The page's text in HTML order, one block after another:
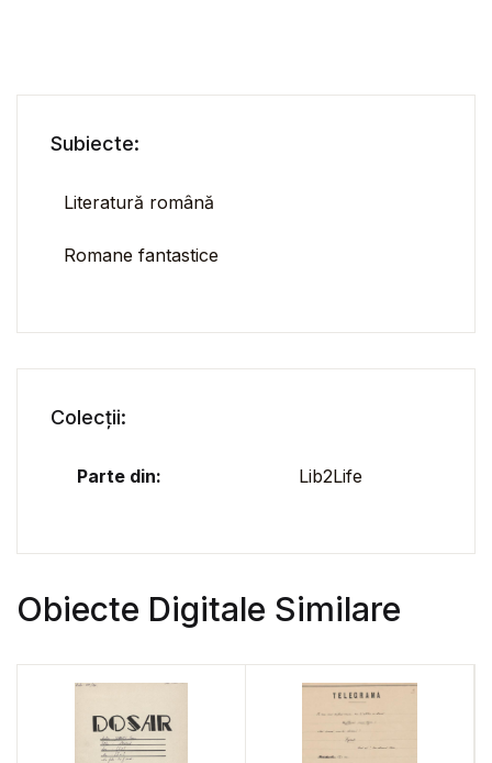
Subiecte:
Literatură română
Romane fantastice
Colecții:
Parte din: Lib2Life
Obiecte Digitale Similare